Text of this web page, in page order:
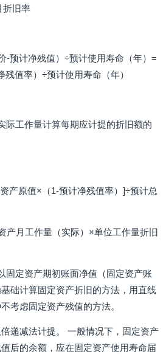
折旧率
-预计净残值）÷预计使用寿命（年）=
值率）÷预计使用寿命（年）
际工作量计算每期应计提的折旧额的
产原值×（1-预计净残值率）]÷预计总
产月工作量（实际）×单位工作量折旧
固定资产期初账面净值（固定资产账
础计算固定资产折旧的方法，用直线
考虑固定资产残值的方法。
递减法计提。 一般情况下，固定资产
后的余额，应在固定资产使用寿命届